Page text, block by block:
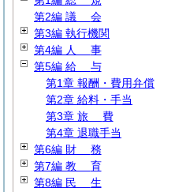
第2編 議 会
第3編 執行機関
第4編 人 事
第5編 給 与
第1章 報酬・費用弁償
第2章 給料・手当
第3章 旅 費
第4章 退職手当
第6編 財 務
第7編 教 育
第8編 民 生